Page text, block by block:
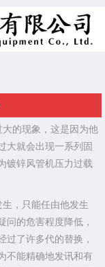
的现象，这是因为他
大就会出现一系列固
镀锌风管机压力过载
，只能任由他发生
问的危害程度降低，
过了许多代的替换，
不能精确地发讯和有